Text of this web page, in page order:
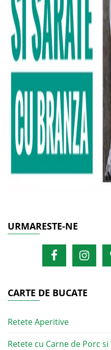
URMARESTE-NE
CARTE DE BUCATE
Retete Aperitive
Retete cu Carne de Porc si